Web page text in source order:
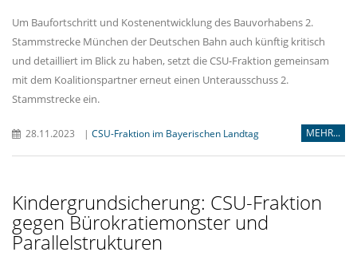
Um Baufortschritt und Kostenentwicklung des Bauvorhabens 2.
Stammstrecke München der Deutschen Bahn auch künftig kritisch
und detailliert im Blick zu haben, setzt die CSU-Fraktion gemeinsam
mit dem Koalitionspartner erneut einen Unterausschuss 2.
Stammstrecke ein.
28.11.2023 | CSU-Fraktion im Bayerischen Landtag MEHR...
Kindergrundsicherung: CSU-Fraktion
gegen Bürokratiemonster und
Parallelstrukturen